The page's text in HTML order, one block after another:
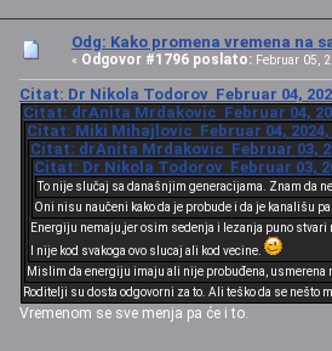
Odg: Kako promena vremena na
« Odgovor #1796 poslato: Februar 05,
Citat: Dr Nikola Todorov Februar 04,
Citat: drAnita Mrdakovic Februar 04,
Citat: Miki Mihajlovic Februar 04, 2024,
Citat: drAnita Mrdakovic Februar 03,
Citat: Dr Nikola Todorov Februar 03,
To nije slučaj sa današnjim generacijama. Znam da
Oni nisu naučeni kako da je probude i da je kanališu
Energiju nemaju,jer osim sedenja i lezanja puno
I nije kod svakoga ovo slucaj ali kod vecine.
Mislim da energiju imaju ali nije probuđena, usmerena
Roditelji su dosta odgovorni za to. Ali teško da se nešto
Vremenom se sve menja pa će i to.